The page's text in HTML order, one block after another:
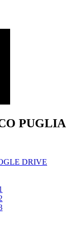
PUGLIA
DRIVE